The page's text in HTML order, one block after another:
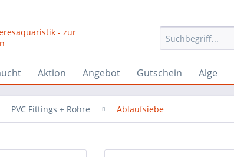
Aktion Angebot Gutschein Alge
PVC Fittings + Rohre Ablaufsiebe